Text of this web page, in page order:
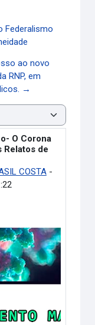
Federalismo
ao novo
RNP, em
→
O Corona
Relatos de
COSTA-